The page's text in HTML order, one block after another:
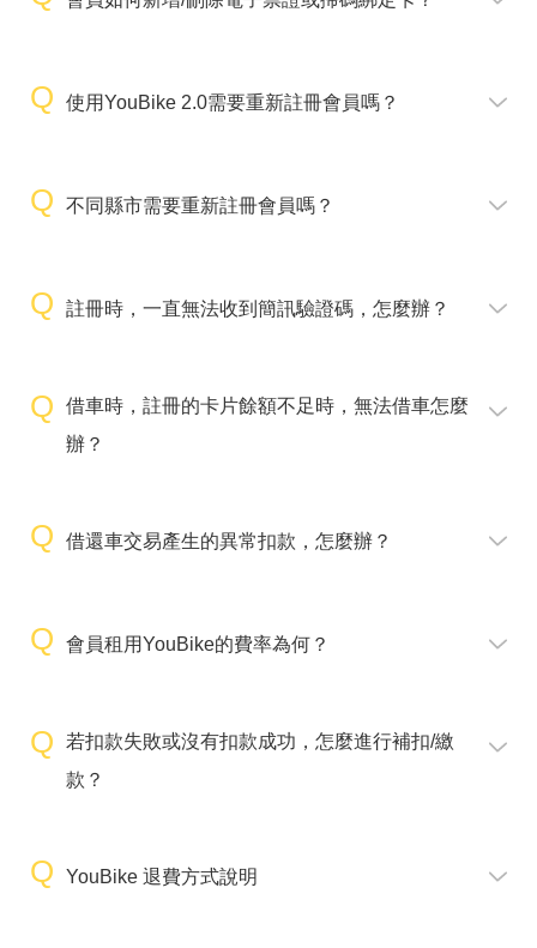
使用YouBike 2.0需要重新註冊會員嗎？
不同縣市需要重新註冊會員嗎？
註冊時，一直無法收到簡訊驗證碼，怎麼辦？
借車時，註冊的卡片餘額不足時，無法借車怎麼
辦？
借還車交易產生的異常扣款，怎麼辦？
會員租用YouBike的費率為何？
若扣款失敗或沒有扣款成功，怎麼進行補扣/繳
款？
YouBike 退費方式說明